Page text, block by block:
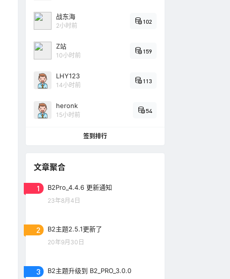
战东海
2小时前
102
Z站
10小时前
159
LHY123
14小时前
113
heronk
15小时前
54
签到排行
文章聚合
1 B2Pro_4.4.6 更新通知
23年8月4日
2 B2主题2.5.1更新了
20年9月30日
3 B2主题升级到 B2_PRO_3.0.0